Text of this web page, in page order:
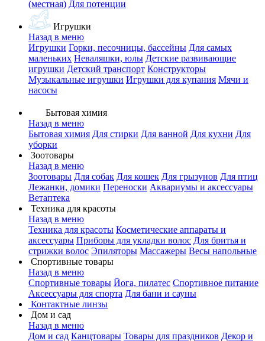
(местная) Для потенции
Игрушки
Назад в меню
Игрушки Горки, песочницы, бассейны Для самых
маленьких Неваляшки, юлы Детские развивающие
игрушки Детский транспорт Конструкторы
Музыкальные игрушки Игрушки для купания Мячи и
насосы
Бытовая химия
Назад в меню
Бытовая химия Для стирки Для ванной Для кухни Для
уборки
Зоотовары
Назад в меню
Зоотовары Для собак Для кошек Для грызунов Для птиц
Лежанки, домики Переноски Аквариумы и аксессуары
Ветаптека
Техника для красоты
Назад в меню
Техника для красоты Косметические аппараты и
аксессуары Приборы для укладки волос Для бритья и
стрижки волос Эпиляторы Массажеры Весы напольные
Спортивные товары
Назад в меню
Спортивные товары Йога, пилатес Спортивное питание
Аксессуары для спорта Для бани и сауны
Контактные линзы
Дом и сад
Назад в меню
Дом и сад Канцтовары Товары для праздников Декор и